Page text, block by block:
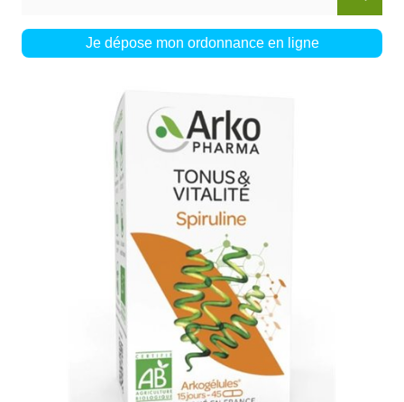
Je dépose mon ordonnance en ligne